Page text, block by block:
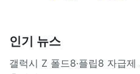
인기 뉴스
갤럭시 Z 폴드8·플립8 자급